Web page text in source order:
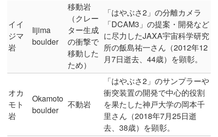
イイ
ジマ
岩
Iijima
boulder
移動岩
（クレー
ター生成
の衝撃で
移動した
ため）
「はやぶさ2」の分離カメラ
「DCAM3」の提案・開発など
に尽力したJAXA宇宙科学研究
所の飯島祐一さん（2012年12
月7日逝去、44歳）を顕彰。
オカ
モト
岩
Okamoto
boulder
不動岩
「はやぶさ2」のサンプラーや
衝突装置の開発で中心的役割
を果たした神戸大学の岡本千
里さん（2018年7月25日逝
去、38歳）を顕彰。